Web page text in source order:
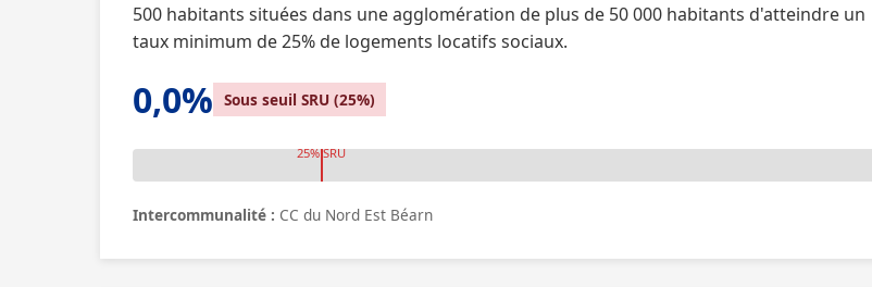
500 habitants situées dans une agglomération de plus de 50 000 habitants d'atteindre un
taux minimum de 25% de logements locatifs sociaux.
0,0% Sous seuil SRU (25%)
25% SRU
Intercommunalité : CC du Nord Est Béarn